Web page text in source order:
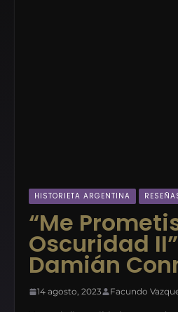
HISTORIETA ARGENTINA
“Me
Oscuridad
Damián
14 agosto, 2023 Facundo